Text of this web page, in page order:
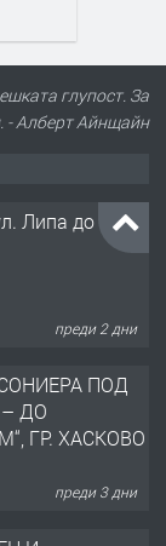
глупост. За
- Алберт Айнщайн
Липа до
преди 2 дни
ПОД
– ДО
ГР. ХАСКОВО
преди 3 дни